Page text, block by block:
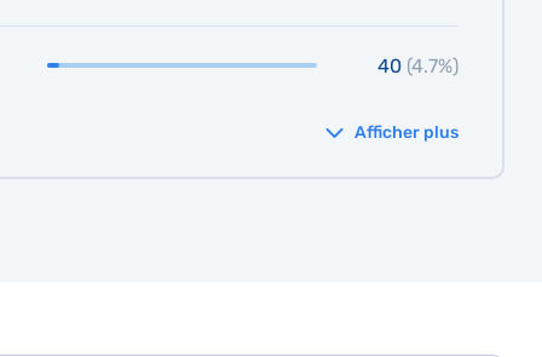
40 (4.7%)
Afficher plus